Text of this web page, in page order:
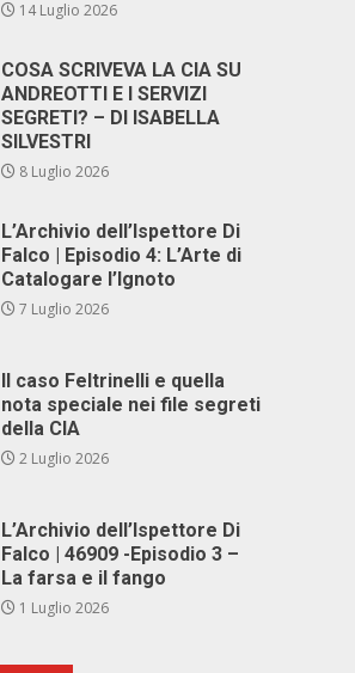
14 Luglio 2026
COSA SCRIVEVA LA CIA SU
ANDREOTTI E I SERVIZI
SEGRETI? – DI ISABELLA
SILVESTRI
8 Luglio 2026
L’Archivio dell’Ispettore Di
Falco | Episodio 4: L’Arte di
Catalogare l’Ignoto
7 Luglio 2026
Il caso Feltrinelli e quella
nota speciale nei file segreti
della CIA
2 Luglio 2026
L’Archivio dell’Ispettore Di
Falco | 46909 -Episodio 3 –
La farsa e il fango
1 Luglio 2026